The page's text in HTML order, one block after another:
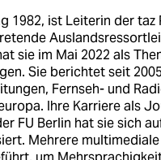
1982, ist Leiterin der
sie im Mai 2022 als
Sie berichtet seit
Fernseh- und
Ihre Karriere als
FU Berlin hat sie sich
Mehrere